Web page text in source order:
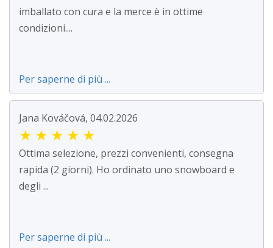
imballato con cura e la merce è in ottime
condizioni....
Per saperne di più ...
Jana Kováčová, 04.02.2026
★ ★ ★ ★ ★
Ottima selezione, prezzi convenienti, consegna
rapida (2 giorni). Ho ordinato uno snowboard e
degli ...
Per saperne di più ...